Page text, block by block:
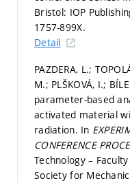
Bristol: IOP
1757-899X.
Detail
PAZDERA, L.;
M.; PLŠKOVÁ, I.;
parameter-based
activated material
radiation. In
CONFERENCE
Technology –
Society for